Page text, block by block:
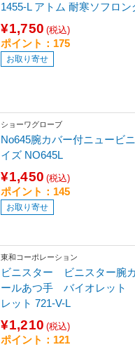
1455-L アトム 耐寒ソフロン
¥1,750 (税込)
ポイント：175
お取り寄せ
ショーワグローブ
No645腕カバー付ニュービ
イズ NO645L
¥1,450 (税込)
ポイント：145
お取り寄せ
東和コーポレーション
ビニスター ビニスター腕
ールあつ手 バイオレット
レット 721-V-L
¥1,210 (税込)
ポイント：121